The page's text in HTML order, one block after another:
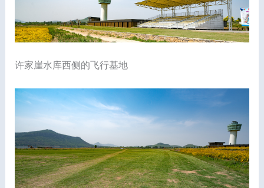
许家崖水库西侧的飞行基地